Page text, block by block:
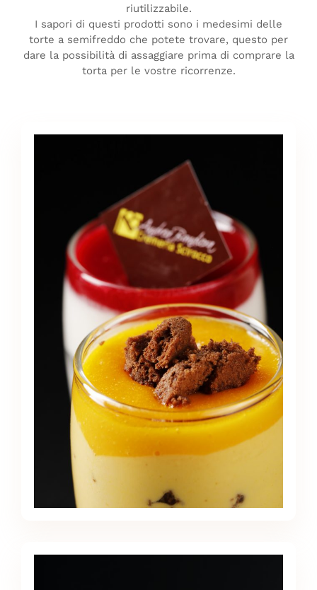
riutilizzabile.
I sapori di questi prodotti sono i medesimi delle
torte a semifreddo che potete trovare, questo per
dare la possibilità di assaggiare prima di comprare la
torta per le vostre ricorrenze.